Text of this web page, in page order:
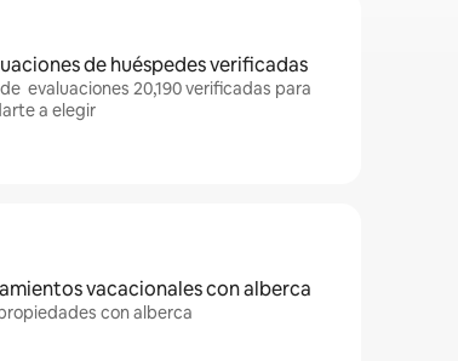
de huéspedes verificadas
evaluaciones 20,190 verificadas para
a elegir
vacacionales con alberca
con alberca